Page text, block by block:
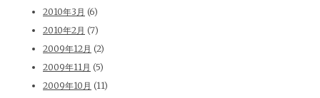
2010年3月 (6)
2010年2月 (7)
2009年12月 (2)
2009年11月 (5)
2009年10月 (11)